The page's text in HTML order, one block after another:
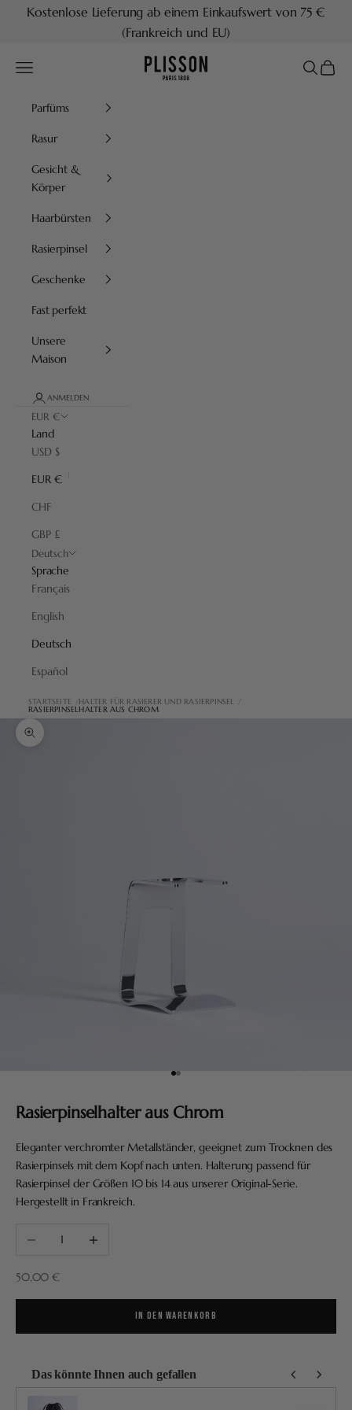
Zum Inhalt springen
Kostenlose Lieferung ab einem Einkaufswert von 75 €
(Frankreich und EU)
Plisson 1808
Menü Suchen
Parfüms
Rasur
Gesicht &
Körper
Haarbürsten
Rasierpinsel
Geschenke
Fast perfekt
Unsere
Maison
ANMELDEN
EUR €
Land
USD $
EUR €
CHF
GBP £
Deutsch
Sprache
Français
English
Deutsch
Español
STARTSEITE HALTER FÜR RASIERER UND RASIERPINSEL
RASIERPINSELHALTER AUS CHROM
Bild vergrößern
Gehe zu Element 1
Gehe zu Element 2
Rasierpinselhalter aus Chrom
Eleganter verchromter Metallständer, geeignet zum Trocknen des
Rasierpinsels mit dem Kopf nach unten. Halterung passend für
Rasierpinsel der Größen 10 bis 14 aus unserer Original-Serie.
Hergestellt in Frankreich.
Anzahl verringern
Angebot
50,00 €
IN DEN WARENKORB
Das könnte Ihnen auch gefallen